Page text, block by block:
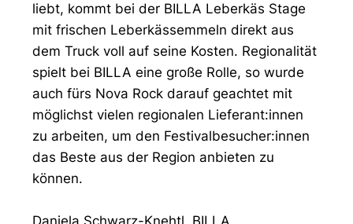
liebt, kommt bei der BILLA Leberkäs Stage
mit frischen Leberkässemmeln direkt aus
dem Truck voll auf seine Kosten. Regionalität
spielt bei BILLA eine große Rolle, so wurde
auch fürs Nova Rock darauf geachtet mit
möglichst vielen regionalen Lieferant:innen
zu arbeiten, um den Festivalbesucher:innen
das Beste aus der Region anbieten zu
können.
Daniela Schwarz-Knehtl, BILLA